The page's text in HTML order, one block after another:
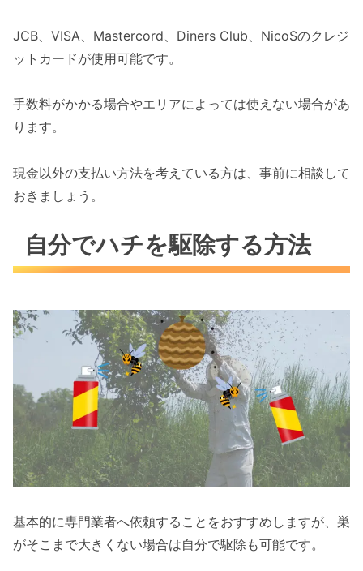
JCB、VISA、Mastercord、Diners Club、NicoSのクレジ
ットカードが使用可能です。
手数料がかかる場合やエリアによっては使えない場合があ
ります。
現金以外の支払い方法を考えている方は、事前に相談して
おきましょう。
自分でハチを駆除する方法
基本的に専門業者へ依頼することをおすすめしますが、巣
がそこまで大きくない場合は自分で駆除も可能です。